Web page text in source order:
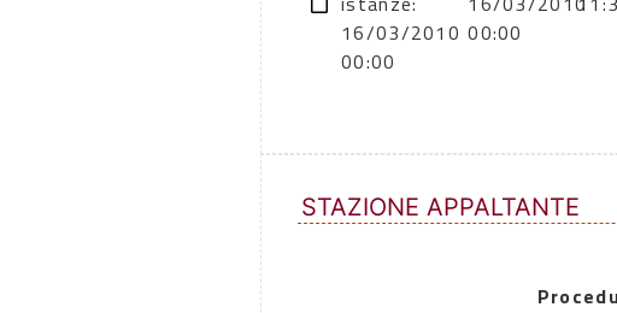
16/03/2010
00:00
00:00
STAZIONE APPALTANTE